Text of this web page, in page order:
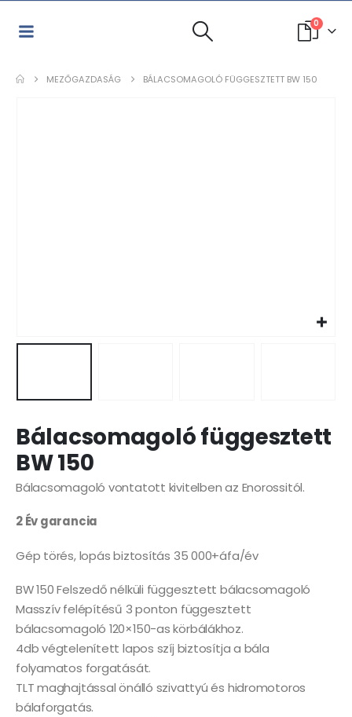
0
MEZŐGAZDASÁG BÁLACSOMAGOLÓ FÜGGESZTETT BW 150
Bálacsomagoló függesztett
BW 150
Bálacsomagoló vontatott kivitelben az Enorossitól.
2 Év garancia
Gép törés, lopás biztosítás 35 000+áfa/év
BW 150 Felszedő nélküli függesztett bálacsomagoló
Masszív felépítésű 3 ponton függesztett
bálacsomagoló 120×150-as körbálákhoz.
4db végtelenített lapos szíj biztosítja a bála
folyamatos forgatását.
TLT maghajtással önálló szivattyú és hidromotoros
bálaforgatás.